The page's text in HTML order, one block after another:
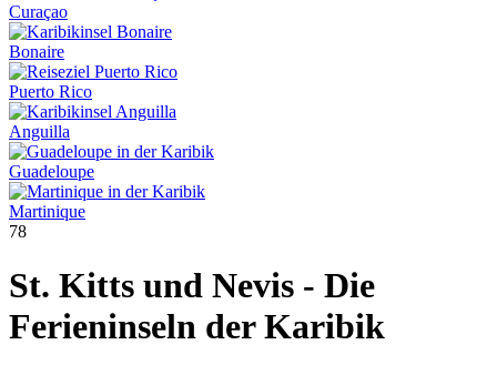
Curaçao
Bonaire
Puerto Rico
Anguilla
Guadeloupe
Martinique
78
St. Kitts und Nevis - Die
Ferieninseln der Karibik